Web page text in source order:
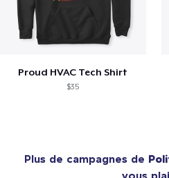
Proud HVAC Tech Shirt
$35
Plus de campagnes de
vous